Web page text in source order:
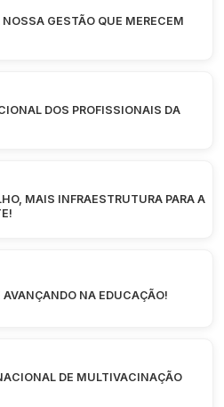
GESTÃO QUE MERECEM
DOS PROFISSIONAIS DA
MAIS INFRAESTRUTURA PARA A
AVANÇANDO NA EDUCAÇÃO!
DE MULTIVACINAÇÃO